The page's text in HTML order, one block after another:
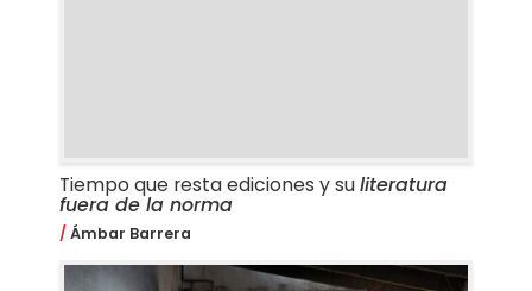
Tiempo que resta ediciones y suliteratura
fuera de la norma
Ámbar Barrera